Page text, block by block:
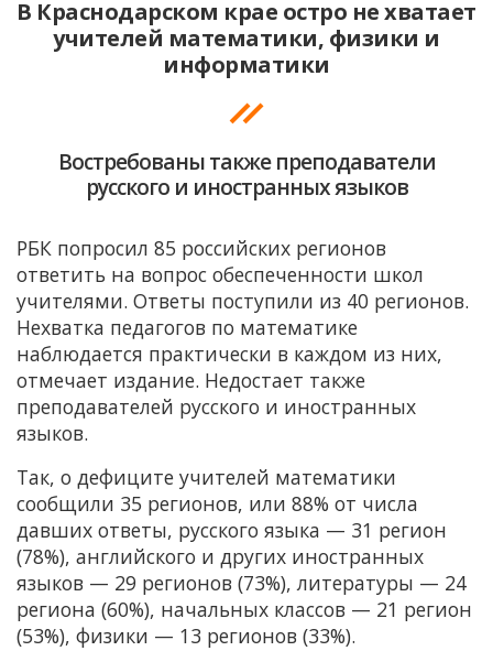
В Краснодарском крае остро не хватает
учителей математики, физики и
информатики
Востребованы также преподаватели
русского и иностранных языков
РБК попросил 85 российских регионов
ответить на вопрос обеспеченности школ
учителями. Ответы поступили из 40 регионов.
Нехватка педагогов по математике
наблюдается практически в каждом из них,
отмечает издание. Недостает также
преподавателей русского и иностранных
языков.
Так, о дефиците учителей математики
сообщили 35 регионов, или 88% от числа
давших ответы, русского языка — 31 регион
(78%), английского и других иностранных
языков — 29 регионов (73%), литературы — 24
региона (60%), начальных классов — 21 регион
(53%), физики — 13 регионов (33%).